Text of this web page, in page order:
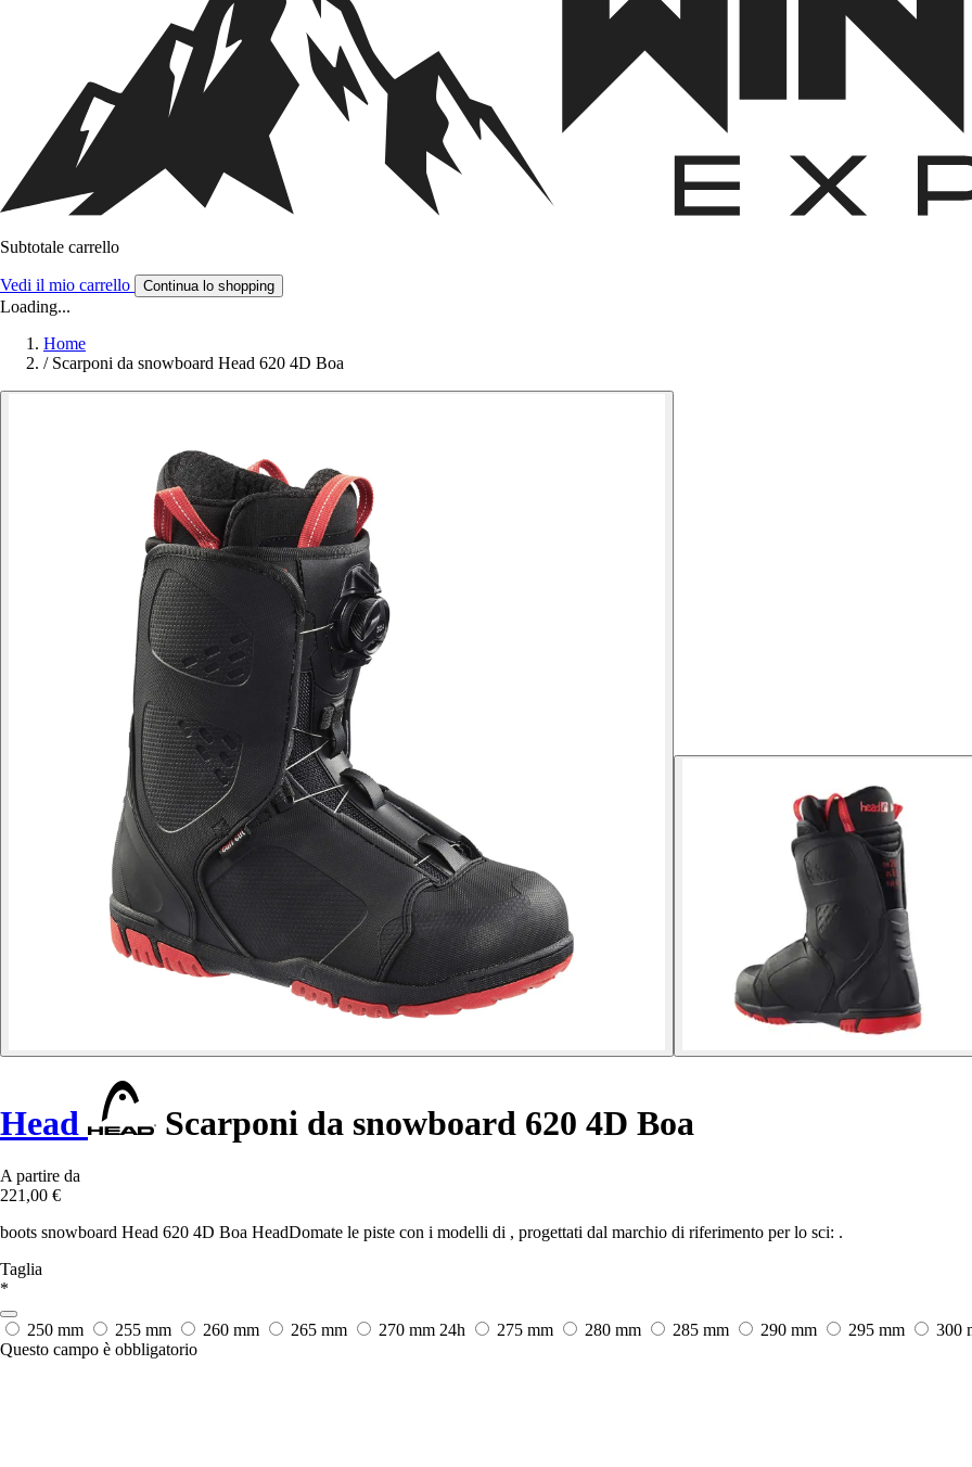
Subtotale carrello
Vedi il mio carrello Continua lo shopping
Loading...
Home
/ Scarponi da snowboard Head 620 4D Boa
Head Scarponi da snowboard 620 4D Boa
A partire da
221,00 €
boots snowboard Head 620 4D Boa HeadDomate le piste con i modelli di , progettati dal marchio di riferimento per lo sci: .
Taglia
*
250 mm 255 mm 260 mm 265 mm 270 mm 24h 275 mm 280 mm 285 mm 290 mm 295 mm 300
Questo campo è obbligatorio